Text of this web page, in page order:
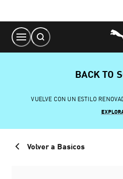
Content
BACK TO
VUELVE CON UN ESTILO
Volver a Basicos